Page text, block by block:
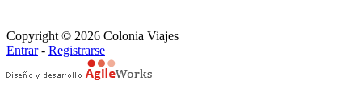
Copyright © 2026 Colonia Viajes
Entrar- Registrarse